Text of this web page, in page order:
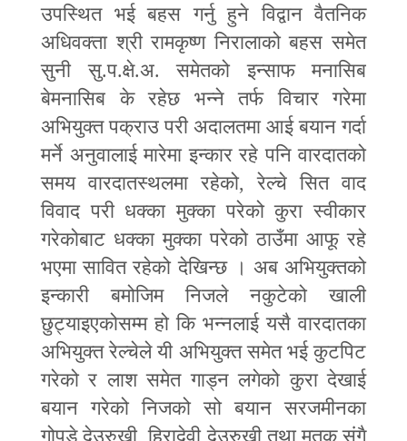
उपस्थित भई बहस गर्नु हुने विद्वान वैतनिक
अधिवक्ता श्री रामकृष्ण निरालाको बहस समेत
सुनी सु.प.क्षे.अ. समेतको इन्साफ मनासिब
बेमनासिब के रहेछ भन्ने तर्फ विचार गरेमा
अभियुक्त पक्राउ परी अदालतमा आई बयान गर्दा
मर्ने अनुवालाई मारेमा इन्कार रहे पनि वारदातको
समय वारदातस्थलमा रहेको,रेल्चे सित वाद
विवाद परी धक्का मुक्का परेको कुरा स्वीकार
गरेकोबाट धक्का मुक्का परेको ठाउँमा आफू रहे
भएमा सावित रहेको देखिन्छ । अब अभियुक्तको
इन्कारी बमोजिम निजले नकुटेको खाली
छुट्याइएकोसम्म हो कि भन्नलाई यसै वारदातका
अभियुक्त रेल्चेले यी अभियुक्त समेत भई कुटपिट
गरेको र लाश समेत गाड्न लगेको कुरा देखाई
बयान गरेको निजको सो बयान सरजमीनका
गोपडे देउरुखी,हिरादेवी देउरुखी तथा मृतक संगै